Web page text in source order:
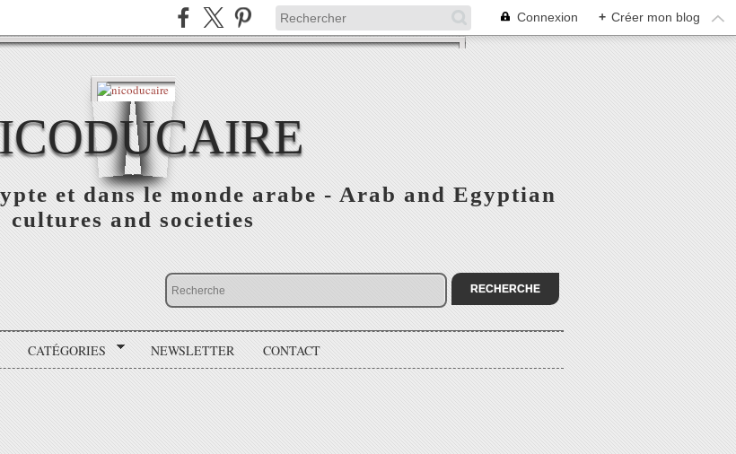
Connexion + Créer mon blog
et dans le monde arabe - Arab and Egyptian
cultures and societies
CATÉGORIES NEWSLETTER CONTACT